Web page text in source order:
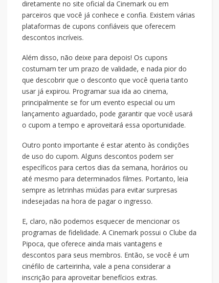
diretamente no site oficial da Cinemark ou em
parceiros que você já conhece e confia. Existem várias
plataformas de cupons confiáveis que oferecem
descontos incríveis.
Além disso, não deixe para depois! Os cupons
costumam ter um prazo de validade, e nada pior do
que descobrir que o desconto que você queria tanto
usar já expirou. Programar sua ida ao cinema,
principalmente se for um evento especial ou um
lançamento aguardado, pode garantir que você usará
o cupom a tempo e aproveitará essa oportunidade.
Outro ponto importante é estar atento às condições
de uso do cupom. Alguns descontos podem ser
específicos para certos dias da semana, horários ou
até mesmo para determinados filmes. Portanto, leia
sempre as letrinhas miúdas para evitar surpresas
indesejadas na hora de pagar o ingresso.
E, claro, não podemos esquecer de mencionar os
programas de fidelidade. A Cinemark possui o Clube da
Pipoca, que oferece ainda mais vantagens e
descontos para seus membros. Então, se você é um
cinéfilo de carteirinha, vale a pena considerar a
inscrição para aproveitar benefícios extras.